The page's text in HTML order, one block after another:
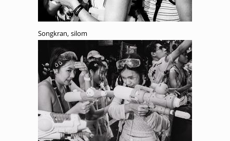
Songkran, silom